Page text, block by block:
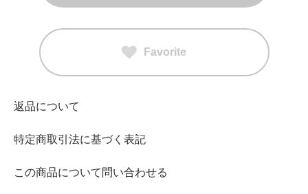
Favorite
返品について
特定商取引法に基づく表記
この商品について問い合わせる